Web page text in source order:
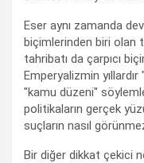
Eser aynı zamanda
biçimlerinden biri olan
tahribatı da çarpıcı
Emperyalizmin
"kamu düzeni"
politikaların gerçek
suçların nasıl
Bir diğer dikkat çekici